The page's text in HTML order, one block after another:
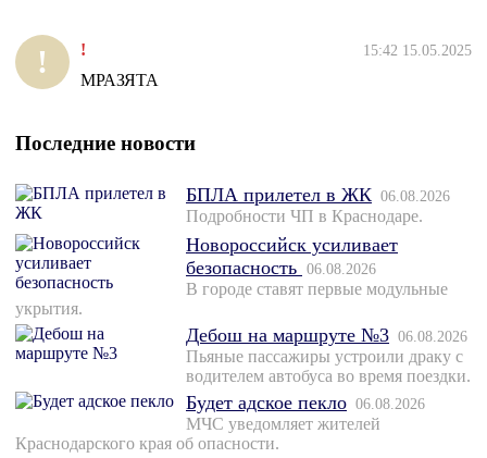
! ! 15:42 15.05.2025
МРАЗЯТА
Последние новости
БПЛА прилетел в ЖК 06.08.2026
Подробности ЧП в Краснодаре.
Новороссийск усиливает
безопасность 06.08.2026
В городе ставят первые модульные
укрытия.
Дебош на маршруте №3 06.08.2026
Пьяные пассажиры устроили драку с
водителем автобуса во время поездки.
Будет адское пекло 06.08.2026
МЧС уведомляет жителей
Краснодарского края об опасности.